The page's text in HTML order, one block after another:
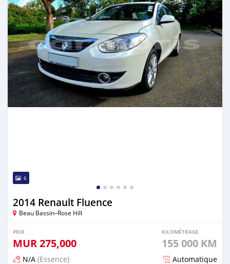
6
2014 Renault Fluence
Beau Bassin–Rose Hill
PRIX
MUR275,000
KILOMÉTRAGE
155 000 KM
N/A (Essence) Automatique